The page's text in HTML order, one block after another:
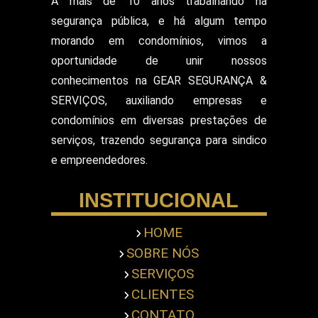
Recepcionista Terceirizada
Segurança Particular Armado
Segurança Patrimonial E Monitoramento
Segurança Patrimonial em Hospitais
Segurança Patrimonial Eventos
Serviço de Escolta Armada
Empresa de Segurança em Mercado
Empresa de Segurança em Shopping Center
Serviço de Ronda com Viatura
Serviços de Portaria
Servicos Gerais Portaria
Serviços Terceirizado Portaria
Empresa de Segurança Pessoal
Terceirização de Atendimento
segurança pública, e há algum tempo
morando em condomínios, vimos a
oportunidade de unir nossos
conhecimentos na GEAR SEGURANÇA &
SERVIÇOS, auxiliando empresas e
condomínios em diversas prestações de
serviços, trazendo segurança para sindico
e empreendedores.
INSTITUCIONAL
HOME
SOBRE NÓS
SERVIÇOS
CLIENTES